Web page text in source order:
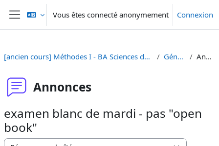
Passer au contenu principal
Panneau latéral
Vous êtes connecté anonymement Connexion
[ancien cours] Méthodes I - BA Sciences de la Communication [SA 23] Généralités Annonces
Annonces
examen blanc de mardi - pas "open
book"